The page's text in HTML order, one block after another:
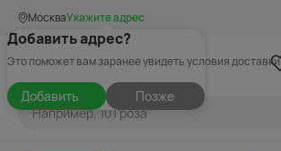
МоскваУкажите адрес
Добавить адрес?
Это поможет вам заранее увидеть условия доставки
Добавить Позже